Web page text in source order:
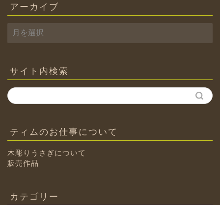
アーカイブ
ー
ブ
サイト内検索
ティムのお仕事について
木彫りうさぎについて
販売作品
カテゴリー